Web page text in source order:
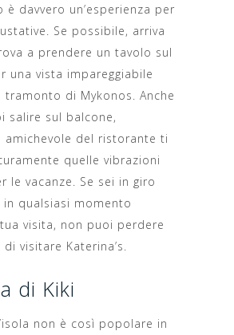
è davvero un’esperienza per
Se possibile, arriva
a prendere un tavolo sul
una vista impareggiabile
tramonto di Mykonos. Anche
salire sul balcone,
amichevole del ristorante ti
quelle vibrazioni
le vacanze. Se sei in giro
qualsiasi momento
visita, non puoi perdere
di visitare Katerina’s.
di Kiki
non è così popolare in